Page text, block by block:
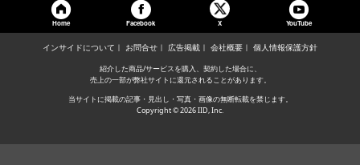
Home Facebook X YouTube
インサイドについて お問合せ 広告掲載 会社概要 個人情報保護方針
紹介した商品/サービスを購入、契約した場合に、
売上の一部が弊社サイトに還元されることがあります。
当サイトに掲載の記事・見出し・写真・画像の無断転載を禁じます。
Copyright © 2026 IID, Inc.